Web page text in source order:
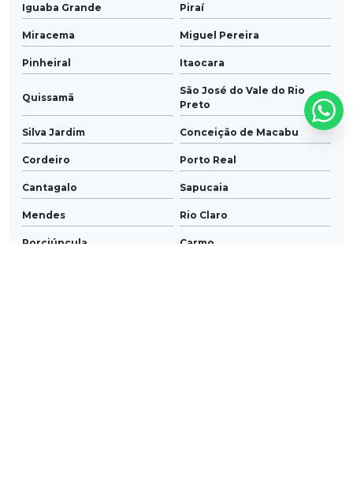
Iguaba Grande Piraí
Miracema Miguel Pereira
Pinheiral Itaocara
Quissamã
São José do Vale do Rio
Preto
Silva Jardim Conceição de Macabu
Cordeiro Porto Real
Cantagalo Sapucaia
Mendes Rio Claro
Porciúncula Carmo